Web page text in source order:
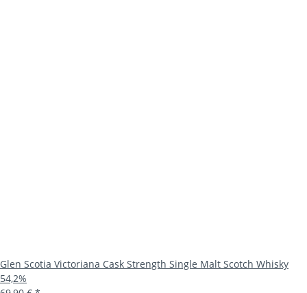
Glen Scotia Victoriana Cask Strength Single Malt Scotch Whisky
54,2%